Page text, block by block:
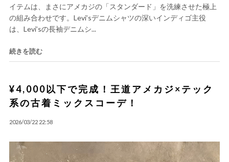
イテムは、まさにアメカジの「スタンダード」を洗練させた極上
の組み合わせです。Levi’sデニムシャツの深いインディゴ主役
は、Levi’sの長袖デニムシ...
続きを読む
¥4,000以下で完成！王道アメカジ×テック
系の古着ミックスコーデ！
2026/03/22 22:58